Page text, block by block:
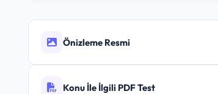
Önizleme Resmi
Konu İle İlgili PDF Test